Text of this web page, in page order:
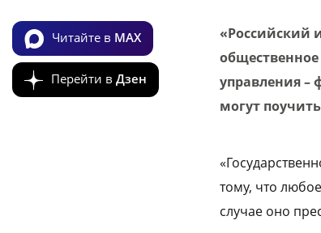
Читайте в MAX
Перейти в Дзен
«Российский
управления –
могут
тому, что
случае оно